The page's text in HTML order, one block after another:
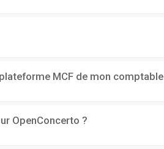
MCF de mon comptable
OpenConcerto ?